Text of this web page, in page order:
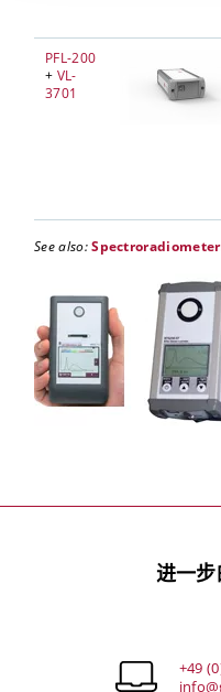
PFL-200
+ VL-
3701
See also:
进一
+49